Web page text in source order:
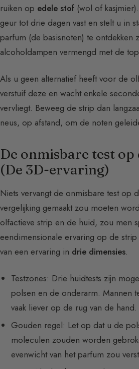
ruiken op edele stof (wol of
geur tot drie dagen vast en stelt u in
parfum (de basisnoten) te ontdekken
alcoholdampen vermengd met de
Als u geen alternatief heeft voor de
verstuif deze en wacht enkele
vervliegt. Beweeg de strip dan
neus, op afstand, om de noten
De onmisbare test op
(De 3D-ervaring)
Niets vervangt de onmisbare test op
vergelijking gemaakt zou moeten
olfactieve strip en de huid, zou men
eendimensionale ervaring op de
van een ervaring in drie dimensies.
Testzones: Drie huidtests zijn
polsen en de onderarm. Mannen
vaak liever op de rug van de hand.
Gouden regel: Let op dat u de
moleculen zouden worden
evenwicht van het parfum zou